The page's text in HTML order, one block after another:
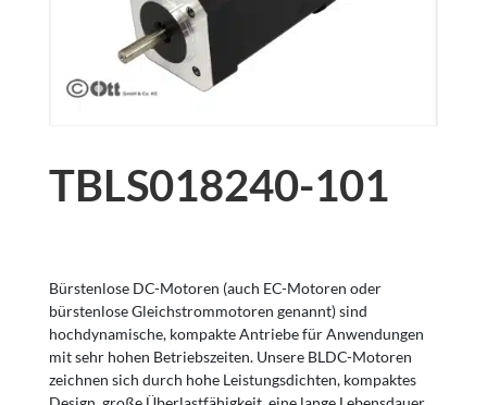
TBLS018240-101
Bürstenlose DC-Motoren (auch EC-Motoren oder
bürstenlose Gleichstrommotoren genannt) sind
hochdynamische, kompakte Antriebe für Anwendungen
mit sehr hohen Betriebszeiten. Unsere BLDC-Motoren
zeichnen sich durch hohe Leistungsdichten, kompaktes